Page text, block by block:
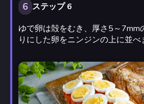
6 ステップ 6
ゆで卵は殻をむき、厚さ5～7mm
りにした卵をニンジンの上に並べ